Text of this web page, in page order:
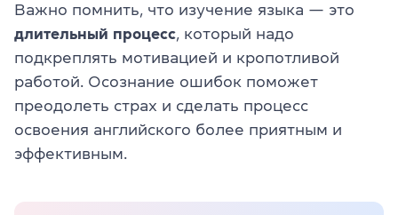
Важно помнить, что изучение языка — это
длительный процесс, который надо
подкреплять мотивацией и кропотливой
работой. Осознание ошибок поможет
преодолеть страх и сделать процесс
освоения английского более приятным и
эффективным.